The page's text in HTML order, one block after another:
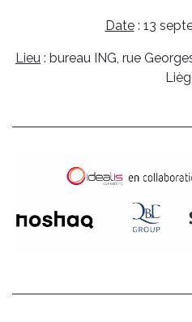
Date: 13
Lieu : bureau ING, rue